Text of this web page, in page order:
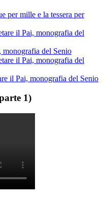
per mille e la tessera per
il Pai, monografia del
monografia del Senio
il Pai, monografia del
il Pai, monografia del Senio
1)